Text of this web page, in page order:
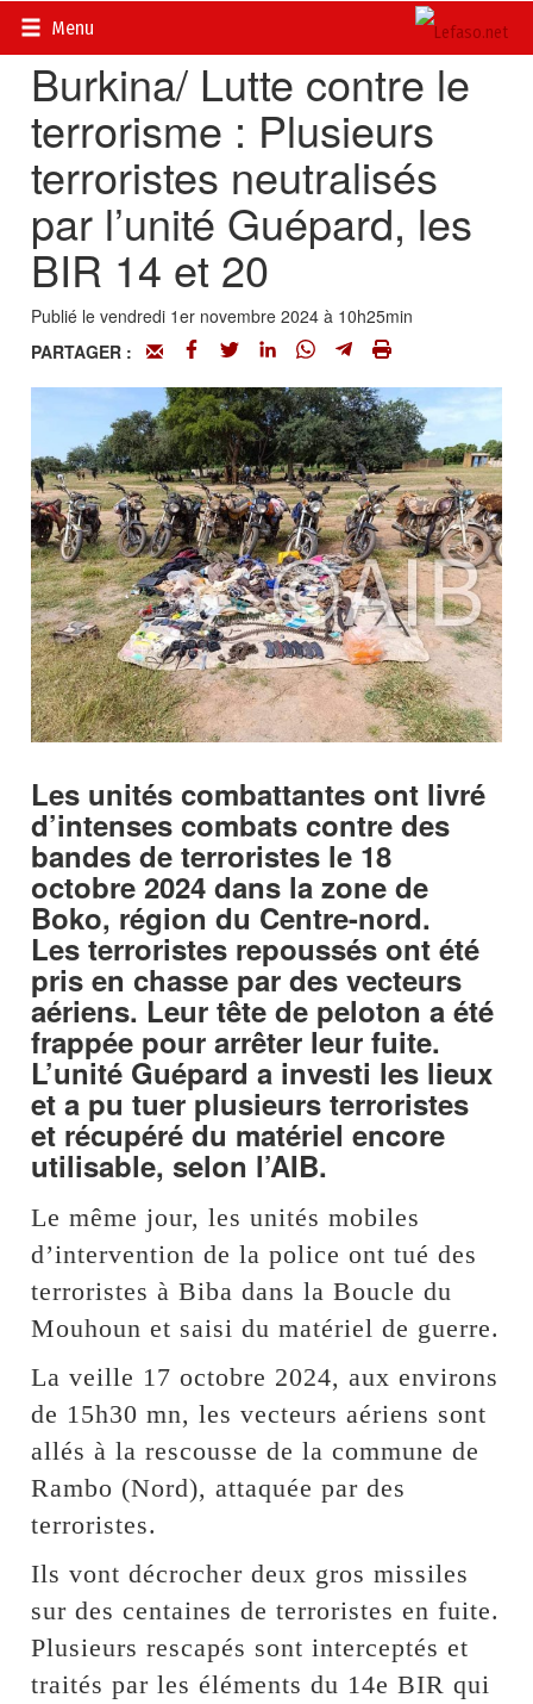
Menu
Accueil>
Burkina/ Lutte contre le
terrorisme : Plusieurs
terroristes neutralisés
par l’unité Guépard, les
BIR 14 et 20
Publié le vendredi 1er novembre 2024 à 10h25min
PARTAGER :
Les unités combattantes ont livré
d’intenses combats contre des
bandes de terroristes le 18
octobre 2024 dans la zone de
Boko, région du Centre-nord.
Les terroristes repoussés ont été
pris en chasse par des vecteurs
aériens. Leur tête de peloton a été
frappée pour arrêter leur fuite.
L’unité Guépard a investi les lieux
et a pu tuer plusieurs terroristes
et récupéré du matériel encore
utilisable, selon l’AIB.
Le même jour, les unités mobiles
d’intervention de la police ont tué des
terroristes à Biba dans la Boucle du
Mouhoun et saisi du matériel de guerre.
La veille 17 octobre 2024, aux environs
de 15h30 mn, les vecteurs aériens sont
allés à la rescousse de la commune de
Rambo (Nord), attaquée par des
terroristes.
Ils vont décrocher deux gros missiles
sur des centaines de terroristes en fuite.
Plusieurs rescapés sont interceptés et
traités par les éléments du 14e BIR qui